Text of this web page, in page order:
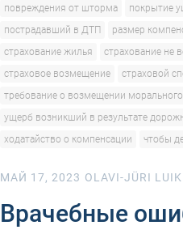
повреждения от шторма
покрытие
пострадавший в ДТП
размер
страхование жилья
страхование не
страховое возмещение
страховой
требование о возмещении
ущерб возникший в результате
ходатайство о компенсации
чтобы
МАЙ 17, 2023 OLAVI-JÜRI LUIK
Врачебные